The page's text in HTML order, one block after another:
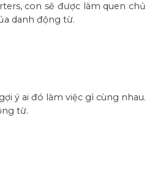
con sẽ được làm quen chủ
danh động từ.
ý ai đó làm việc gì cùng nhau.
từ.